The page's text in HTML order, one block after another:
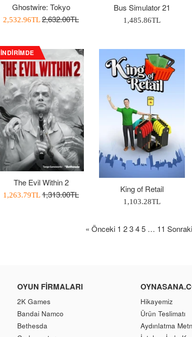
Ghostwire: Tokyo
İndirimli
2,532.96TLNormal
2,632.00TL
Bus Simulator 21
Normal
1,485.86TL
İNDIRIMDE
The Evil Within 2
İndirimli
1,263.79TLNormal
1,313.00TL
King of Retail
Normal
1,103.28TL
« Önceki 1 2345 … 11
OYUN FIRMALARI
2K Games
Bandai Namco
Bethesda
Hikayemiz
Ürün Teslimatı
Aydınlatma